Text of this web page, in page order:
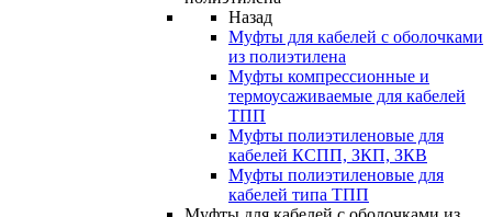
Назад
Муфты для кабелей с оболочками
из полиэтилена
Муфты компрессионные и
термоусаживаемые для кабелей
ТПП
Муфты полиэтиленовые для
кабелей КСПП, ЗКП, ЗКВ
Муфты полиэтиленовые для
кабелей типа ТПП